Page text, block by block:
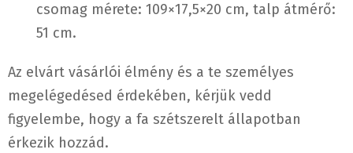
csomag mérete: 109×17,5×20 cm, talp átmérő:
51 cm.
Az elvárt vásárlói élmény és a te személyes
megelégedésed érdekében, kérjük vedd
figyelembe, hogy a fa szétszerelt állapotban
érkezik hozzád.